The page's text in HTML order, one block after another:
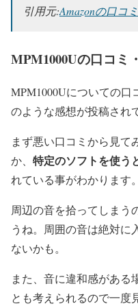
引用元:Amazonの口コミ
MPM1000Uの口コミ
MPM1000Uについての
のような感想が投稿され
まず悪い口コミから見て
か、 特定のソフトを使う
れている事がわかります。
周辺の音を拾ってしまう
うね。周囲の音は絶対に
ないかも。
また、音に違和感がある
とも考えられるので一度